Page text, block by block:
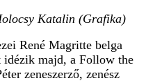
Katalin (Grafika)
René Magritte belga
idézik majd, a Follow the
zeneszerző, zenész